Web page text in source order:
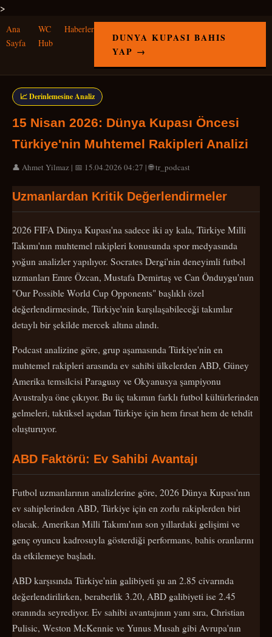
>
Ana
Sayfa
WC
Hub
Haberler
DUNYA KUPASI BAHIS
YAP →
📈 Derinlemesine Analiz
15 Nisan 2026: Dünya Kupası Öncesi
Türkiye'nin Muhtemel Rakipleri Analizi
👤 Ahmet Yilmaz | 📅 15.04.2026 04:27 | 🌐 tr_podcast
Uzmanlardan Kritik Değerlendirmeler
2026 FIFA Dünya Kupası'na sadece iki ay kala, Türkiye Milli
Takımı'nın muhtemel rakipleri konusunda spor medyasında
yoğun analizler yapılıyor. Socrates Dergi'nin deneyimli futbol
uzmanları Emre Özcan, Mustafa Demirtaş ve Can Önduygu'nun
"Our Possible World Cup Opponents" başlıklı özel
değerlendirmesinde, Türkiye'nin karşılaşabileceği takımlar
detaylı bir şekilde mercek altına alındı.
Podcast analizine göre, grup aşamasında Türkiye'nin en
muhtemel rakipleri arasında ev sahibi ülkelerden ABD, Güney
Amerika temsilcisi Paraguay ve Okyanusya şampiyonu
Avustralya öne çıkıyor. Bu üç takımın farklı futbol kültürlerinden
gelmeleri, taktiksel açıdan Türkiye için hem fırsat hem de tehdit
oluşturuyor.
ABD Faktörü: Ev Sahibi Avantajı
Futbol uzmanlarının analizlerine göre, 2026 Dünya Kupası'nın
ev sahiplerinden ABD, Türkiye için en zorlu rakiplerden biri
olacak. Amerikan Milli Takımı'nın son yıllardaki gelişimi ve
genç oyuncu kadrosuyla gösterdiği performans, bahis oranlarını
da etkilemeye başladı.
ABD karşısında Türkiye'nin galibiyeti şu an 2.85 civarında
değerlendirilirken, beraberlik 3.20, ABD galibiyeti ise 2.45
oranında seyrediyor. Ev sahibi avantajının yanı sıra, Christian
Pulisic, Weston McKennie ve Yunus Musah gibi Avrupa'nın